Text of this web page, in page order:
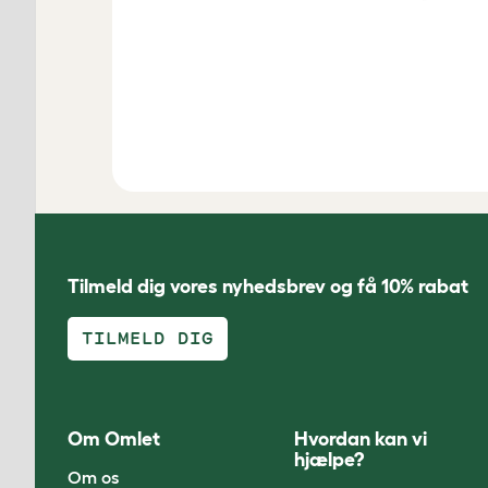
Tilmeld dig vores nyhedsbrev og få 10% rabat
TILMELD DIG
Om Omlet
Om os
Hvordan kan vi
hjælpe?